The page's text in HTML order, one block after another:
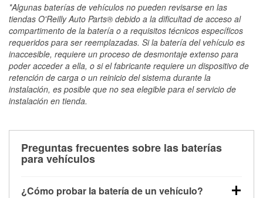
*Algunas baterías de vehículos no pueden revisarse en las
tiendas O'Reilly Auto Parts® debido a la dificultad de acceso al
compartimento de la batería o a requisitos técnicos específicos
requeridos para ser reemplazadas. Si la batería del vehículo es
inaccesible, requiere un proceso de desmontaje extenso para
poder acceder a ella, o si el fabricante requiere un dispositivo de
retención de carga o un reinicio del sistema durante la
instalación, es posible que no sea elegible para el servicio de
instalación en tienda.
Preguntas frecuentes sobre las baterías
para vehículos
¿Cómo probar la batería de un vehículo?